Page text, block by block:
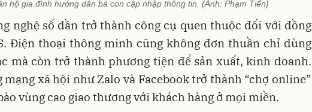
hộ gia đình hướng dẫn bà con cập nhập thông tin. (Ảnh: Phạm Tiến)
nghệ số dần trở thành công cụ quen thuộc đối với đồng
Điện thoại thông minh cũng không đơn thuần chỉ dùng
mà còn trở thành phương tiện để sản xuất, kinh doanh.
mạng xã hội như Zalo và Facebook trở thành “chợ online”
vùng cao giao thương với khách hàng ở mọi miền.